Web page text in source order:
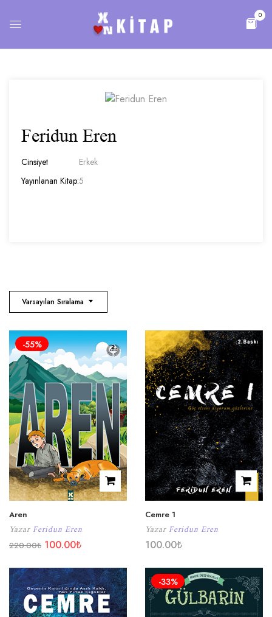
0
Feridun Eren
Cinsiyet
Erkek
Yayınlanan Kitap:5
Varsayılan Sıralama
-55%
Aren
Yazar Feridun Eren
220.00₺ 100.00₺
Cemre 1
Yazar Feridun Eren
100.00₺
-33%